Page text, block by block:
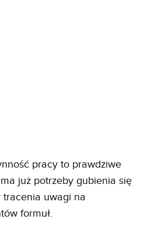
pracy to prawdziwe
już potrzeby gubienia się
tracenia uwagi na
formuł.